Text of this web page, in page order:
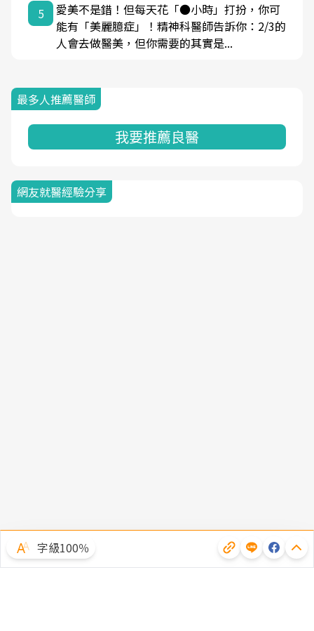
5
愛美不是錯！但每天花「●小時」打扮，你可
能有「美麗臆症」！精神科醫師告訴你：2/3的
人會去做醫美，但你需要的其實是...
最多人推薦醫師
我要推薦良醫
網友就醫經驗分享
字級100％